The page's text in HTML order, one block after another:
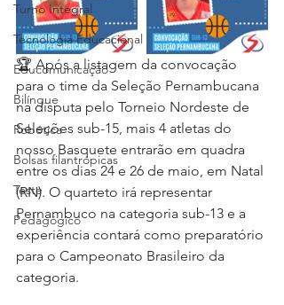
Turno Integral
Tecnologia Educacional
Educomunicação
Bilíngue
Robótica
Bolsas filantrópicas
Teste
Pedagógico
🏆 Após a listagem da convocação
para o time da Seleção Pernambucana
na disputa pelo Torneio Nordeste de
Seleções sub-15, mais 4 atletas do
nosso Basquete entrarão em quadra
entre os dias 24 e 26 de maio, em Natal
(RN). O quarteto irá representar
Pernambuco na categoria sub-13 e a
experiência contará como preparatório
para o Campeonato Brasileiro da
categoria.